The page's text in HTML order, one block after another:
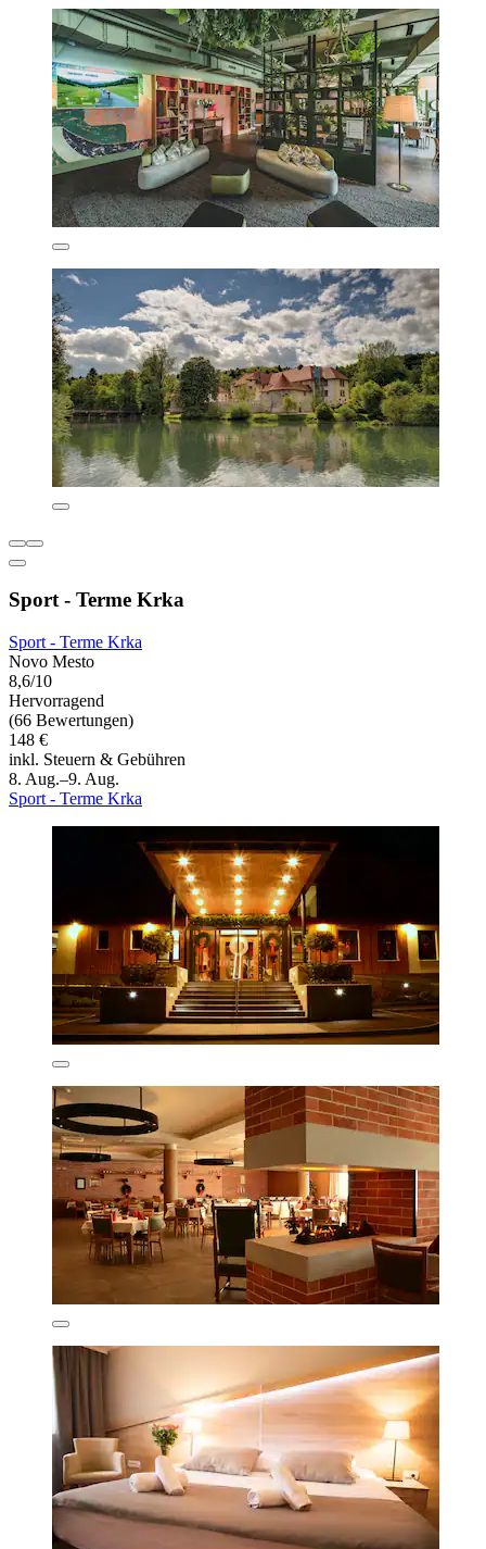
Sport - Terme Krka
Sport - Terme Krka
Novo Mesto
8,6/10
Hervorragend
(66 Bewertungen)
148 €
inkl. Steuern & Gebühren
8. Aug.–9. Aug.
Sport - Terme Krka